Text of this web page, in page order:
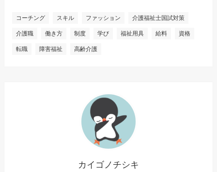
コーチング スキル ファッション 介護福祉士国試対策
介護職 働き方 制度 学び 福祉用具 給料 資格
転職 障害福祉 高齢介護
カイゴノチシキ